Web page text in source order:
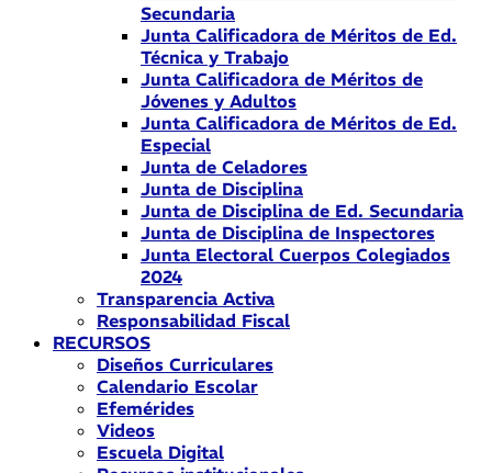
Secundaria
Junta Calificadora de Méritos de Ed.
Técnica y Trabajo
Junta Calificadora de Méritos de
Jóvenes y Adultos
Junta Calificadora de Méritos de Ed.
Especial
Junta de Celadores
Junta de Disciplina
Junta de Disciplina de Ed. Secundaria
Junta de Disciplina de Inspectores
Junta Electoral Cuerpos Colegiados
2024
Transparencia Activa
Responsabilidad Fiscal
RECURSOS
Diseños Curriculares
Calendario Escolar
Efemérides
Videos
Escuela Digital